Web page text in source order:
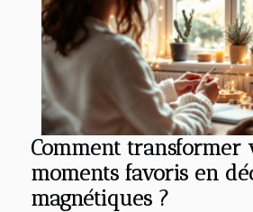
Comment transformer
moments favoris en
magnétiques ?